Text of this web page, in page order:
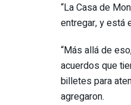
“La Casa de
entregar, y está
“Más allá de
acuerdos que
billetes para
agregaron.